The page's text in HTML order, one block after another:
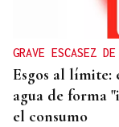
GRAVE ESCASEZ DE
Esgos al límite:
agua de forma
el consumo